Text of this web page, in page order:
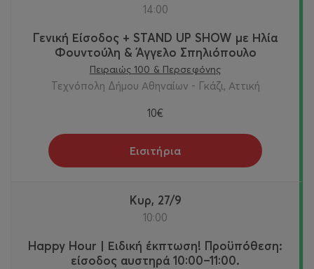
14:00
Γενική Είσοδος + STAND UP SHOW με Ηλία
Φουντούλη & Άγγελο Σπηλιόπουλο
Πειραιώς 100 & Περσεφόνης
Τεχνόπολη Δήμου Αθηναίων - Γκάζι, Αττική
10€
Εισιτήρια
Κυρ, 27/9
10:00
Happy Hour | Ειδική έκπτωση! Προϋπόθεση:
είσοδος αυστηρά 10:00–11:00.